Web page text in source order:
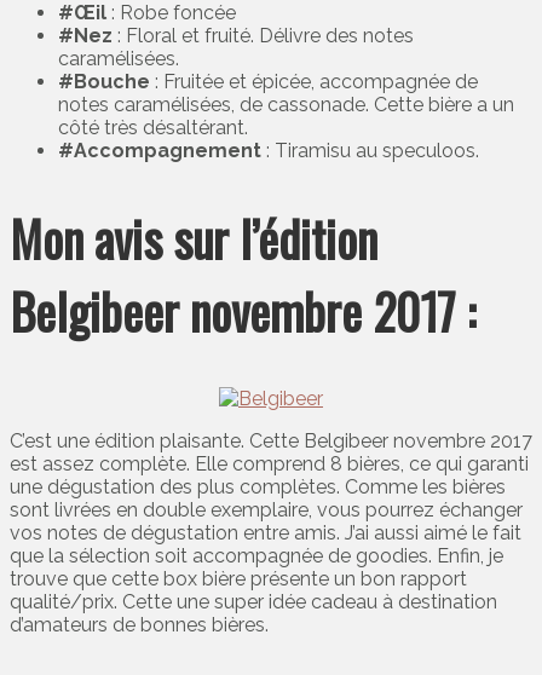
#Œil : Robe foncée
#Nez : Floral et fruité. Délivre des notes
caramélisées.
#Bouche : Fruitée et épicée, accompagnée de
notes caramélisées, de cassonade. Cette bière a un
côté très désaltérant.
#Accompagnement : Tiramisu au speculoos.
Mon avis sur l’édition
Belgibeer novembre 2017 :
C’est une édition plaisante. Cette Belgibeer novembre 2017
est assez complète. Elle comprend 8 bières, ce qui garanti
une dégustation des plus complètes. Comme les bières
sont livrées en double exemplaire, vous pourrez échanger
vos notes de dégustation entre amis. J’ai aussi aimé le fait
que la sélection soit accompagnée de goodies. Enfin, je
trouve que cette box bière présente un bon rapport
qualité/prix. Cette une super idée cadeau à destination
d’amateurs de bonnes bières.